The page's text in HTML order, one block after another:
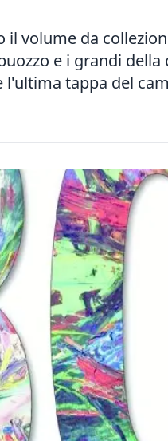
volume da
e i grandi
l'ultima tappa del